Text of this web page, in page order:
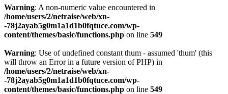
Warning: A non-numeric value encountered in
/home/users/2/netraise/web/xn-
-78j2ayab5g0m1a1d1b0fqtuce.com/wp-
content/themes/basic/functions.php on line 549
Warning: Use of undefined constant thum - assumed 'thum' (this
will throw an Error in a future version of PHP) in
/home/users/2/netraise/web/xn-
-78j2ayab5g0m1a1d1b0fqtuce.com/wp-
content/themes/basic/functions.php on line 549